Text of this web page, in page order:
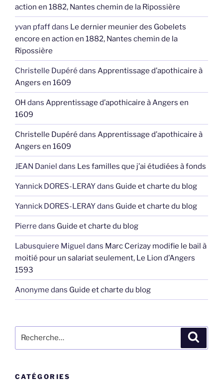
action en 1882, Nantes chemin de la Ripossière
yvan pfaffdans Le dernier meunier des Gobelets
encore en action en 1882, Nantes chemin de la
Ripossière
Christelle Dupéré dans Apprentissage d’apothicaire à
Angers en 1609
OH dans Apprentissage d’apothicaire à Angers en
1609
Christelle Dupéré dans Apprentissage d’apothicaire à
Angers en 1609
JEAN Daniel dans Les familles que j’ai étudiées à fonds
Yannick DORES-LERAYdans Guide et charte du blog
Yannick DORES-LERAYdans Guide et charte du blog
Pierre dans Guide et charte du blog
Labusquiere Miguel dans Marc Cerizay modifie le bail à
moitié pour un salariat seulement, Le Lion d’Angers
1593
Anonyme dans Guide et charte du blog
pour
CATÉGORIES